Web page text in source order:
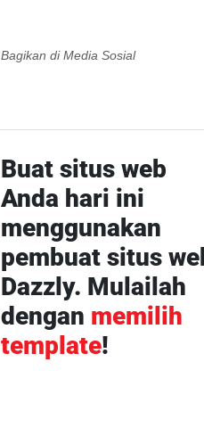
Bagikan di Media Sosial
Buat situs web
Anda hari ini
menggunakan
pembuat situs
Dazzly. Mulailah
dengan memilih
template!